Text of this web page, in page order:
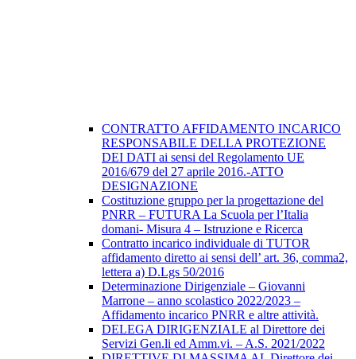
CONTRATTO AFFIDAMENTO INCARICO
RESPONSABILE DELLA PROTEZIONE
DEI DATI ai sensi del Regolamento UE
2016/679 del 27 aprile 2016.-ATTO
DESIGNAZIONE
Costituzione gruppo per la progettazione del
PNRR – FUTURA La Scuola per l’Italia
domani- Misura 4 – Istruzione e Ricerca
Contratto incarico individuale di TUTOR
affidamento diretto ai sensi dell’ art. 36, comma2,
lettera a) D.Lgs 50/2016
Determinazione Dirigenziale – Giovanni
Marrone – anno scolastico 2022/2023 –
Affidamento incarico PNRR e altre attività.
DELEGA DIRIGENZIALE al Direttore dei
Servizi Gen.li ed Amm.vi. – A.S. 2021/2022